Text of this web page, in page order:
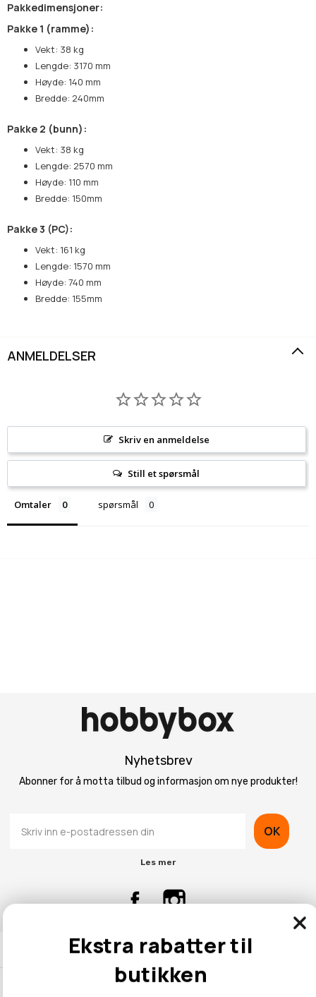
Pakkedimensjoner:
Pakke 1 (ramme):
Vekt: 38 kg
Lengde: 3170 mm
Høyde: 140 mm
Bredde: 240mm
Pakke 2 (bunn):
Vekt: 38 kg
Lengde: 2570 mm
Høyde: 110 mm
Bredde: 150mm
Pakke 3 (PC):
Vekt: 161 kg
Lengde: 1570 mm
Høyde: 740 mm
Bredde: 155mm
ANMELDELSER
Skriv en anmeldelse
Still et spørsmål
Omtaler spørsmål
Nyhetsbrev
Abonner for å motta tilbud og informasjon om nye produkter!
OK
Les mer
Kontaktinformasjon
Kundeservice
Ekstra rabatter til
butikken